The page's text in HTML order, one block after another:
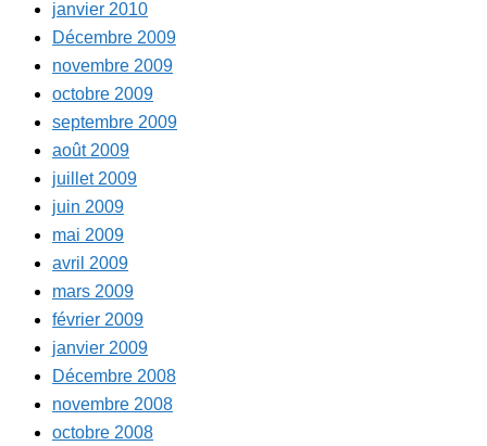
janvier 2010
Décembre 2009
novembre 2009
octobre 2009
septembre 2009
août 2009
juillet 2009
juin 2009
mai 2009
avril 2009
mars 2009
février 2009
janvier 2009
Décembre 2008
novembre 2008
octobre 2008